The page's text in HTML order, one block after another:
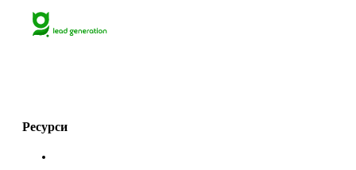
Ресурси